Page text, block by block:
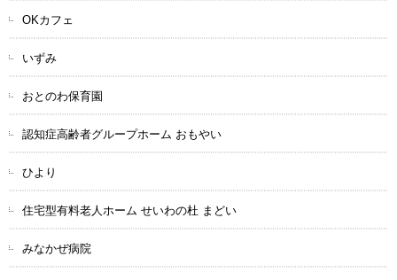
OKカフェ
いずみ
おとのわ保育園
認知症高齢者グループホーム おもやい
ひより
住宅型有料老人ホーム せいわの杜 まどい
みなかぜ病院